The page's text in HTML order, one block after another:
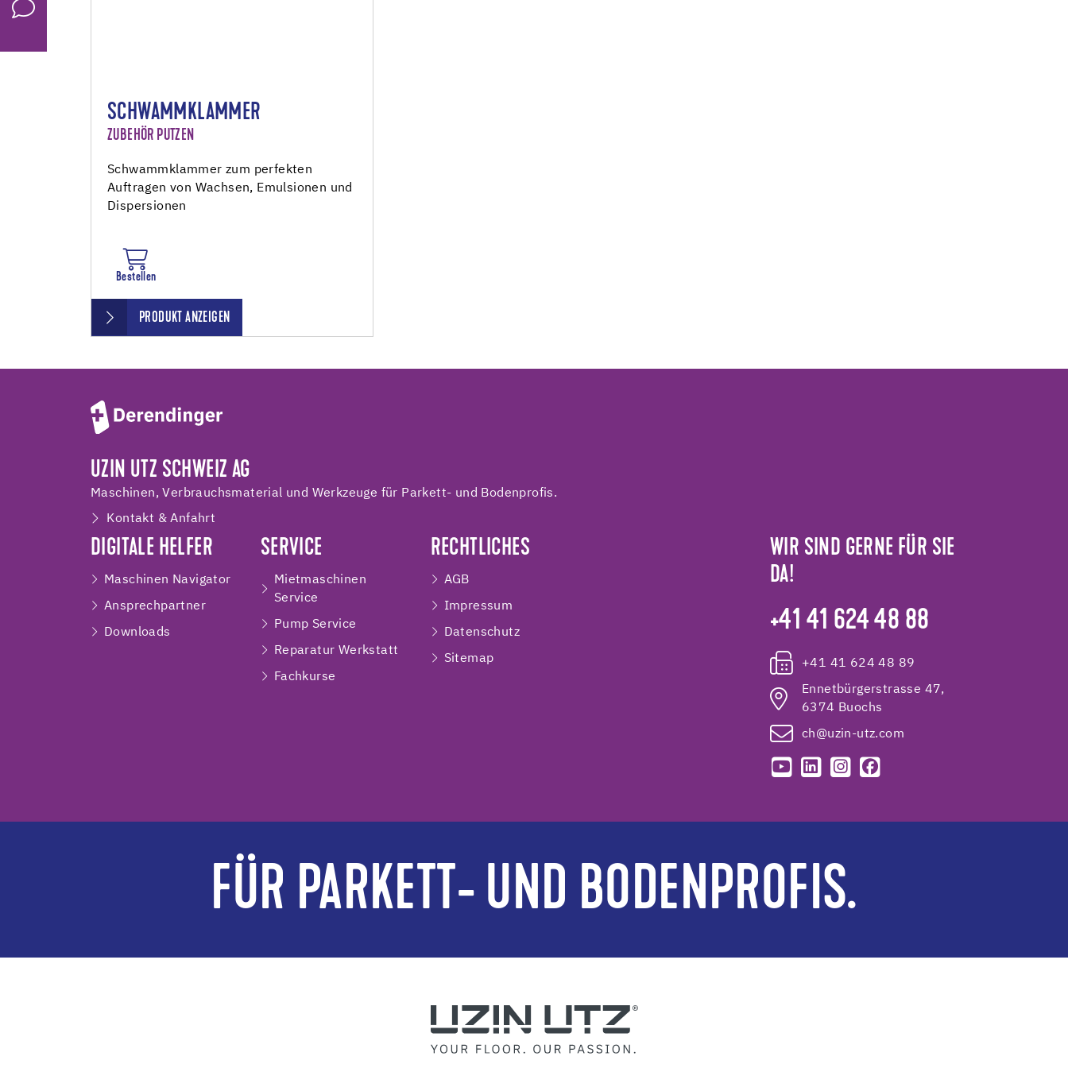
SCHWAMMKLAMMER
ZUBEHÖR PUTZEN
Schwammklammer zum perfekten
Auftragen von Wachsen, Emulsionen und
Dispersionen
Bestellen
PRODUKT ANZEIGEN
UZIN UTZ SCHWEIZ AG
Maschinen, Verbrauchsmaterial und Werkzeuge für Parkett- und Bodenprofis.
Kontakt & Anfahrt
DIGITALE HELFER
Maschinen Navigator
Ansprechpartner
Downloads
SERVICE
Mietmaschinen
Service
Pump Service
Reparatur Werkstatt
Fachkurse
RECHTLICHES
AGB
Impressum
Datenschutz
Sitemap
WIR SIND GERNE FÜR SIE
DA!
+41 41 624 48 88
+41 41 624 48 89
Ennetbürgerstrasse 47,
6374 Buochs
ch@uzin-utz.com
FÜR PARKETT- UND BODENPROFIS.